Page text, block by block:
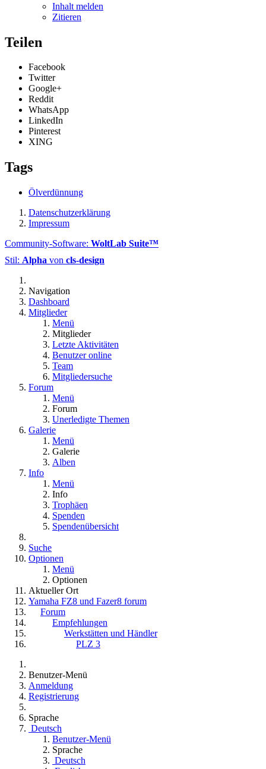
Inhalt melden
Zitieren
Teilen
Facebook
Twitter
Google+
Reddit
WhatsApp
LinkedIn
Pinterest
XING
Tags
Ölverdünnung
Datenschutzerklärung
Impressum
Community-Software: WoltLab Suite™
Stil: Alpha von cls-design
Navigation
Dashboard
Mitglieder
Menü
Mitglieder
Letzte Aktivitäten
Benutzer online
Team
Mitgliedersuche
Forum
Menü
Forum
Unerledigte Themen
Galerie
Menü
Galerie
Alben
Info
Menü
Info
Trophäen
Spenden
Spendenübersicht
Suche
Optionen
Menü
Optionen
Aktueller Ort
Yamaha FZ8 und Fazer8 forum
Forum
Empfehlungen
Werkstätten und Händler
PLZ 3
Benutzer-Menü
Anmeldung
Registrierung
Sprache
Deutsch
Benutzer-Menü
Sprache
Deutsch